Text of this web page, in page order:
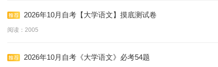
2026年10月自考【大学语文】摸底测试卷
阅读：2005
2026年10月自考《大学语文》必考54题